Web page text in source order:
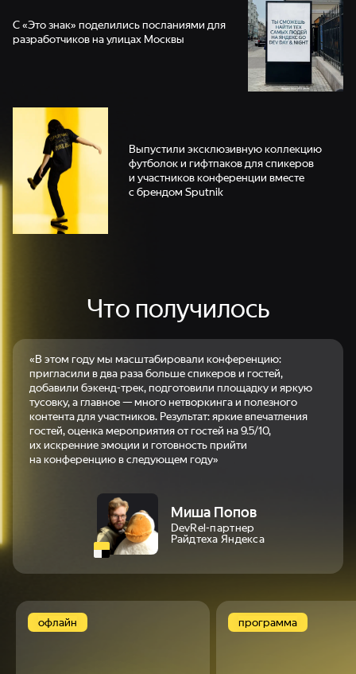
С «Это знак» поделились посланиями для
разработчиков на улицах Москвы
Выпустили эксклюзивную коллекцию
футболок и гифтпаков для спикеров
и участников конференции вместе
с брендом Sputnik
Что получилось
«В этом году мы масштабировали конференцию:
пригласили в два раза больше спикеров и гостей,
добавили бэкенд-трек, подготовили площадку и яркую
тусовку, а главное — много нетворкинга и полезного
контента для участников. Результат: яркие впечатления
гостей, оценка мероприятия от гостей на 9.5/10,
их искренние эмоции и готовность прийти
на конференцию в следующем году»
Миша Попов
DevRel-партнер
Райдтеха Яндекса
офлайн программа